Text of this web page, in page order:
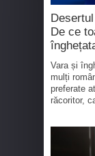
De ce
Vara și
mulți
preferate
răcoritor,